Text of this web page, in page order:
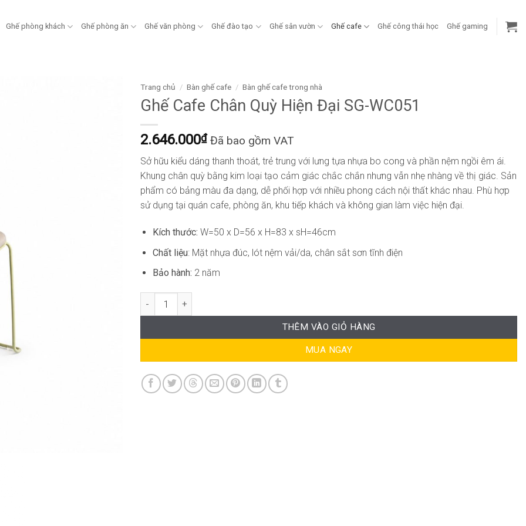
Ghế phòng khách Ghế phòng ăn Ghế văn phòng Ghế đào tạo Ghế sân vườn Ghế cafe Ghế công thái học Ghế gaming
Trang chủ / Bàn ghế cafe / Bàn ghế cafe trong nhà
Ghế Cafe Chân Quỳ Hiện Đại SG-WC051
2.646.000₫ Đã bao gồm VAT
Sở hữu kiểu dáng thanh thoát, trẻ trung với lưng tựa nhựa bo cong và phần nệm ngồi êm ái.
Khung chân quỳ bằng kim loại tạo cảm giác chắc chắn nhưng vẫn nhẹ nhàng về thị giác. Sản
phẩm có bảng màu đa dạng, dễ phối hợp với nhiều phong cách nội thất khác nhau. Phù hợp
sử dụng tại quán cafe, phòng ăn, khu tiếp khách và không gian làm việc hiện đại.
Kích thước: W=50 x D=56 x H=83 x sH=46cm
Chất liệu: Mặt nhựa đúc, lót nệm vải/da, chân sắt sơn tĩnh điện
Bảo hành: 2 năm
Ghế Cafe Chân Quỳ Hiện Đại SG-WC051 số lượng
THÊM VÀO GIỎ HÀNG
MUA NGAY